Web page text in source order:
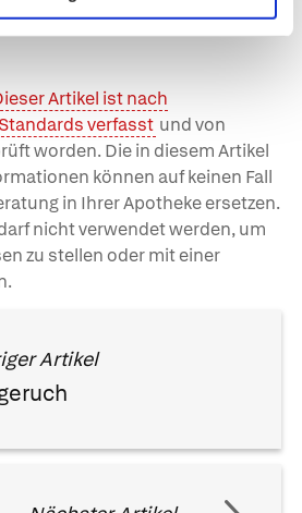
Artikel ist nach
verfasst und von
worden. Die in diesem Artikel
können auf keinen Fall
in Ihrer Apotheke ersetzen.
nicht verwendet werden, um
zu stellen oder mit einer
Artikel